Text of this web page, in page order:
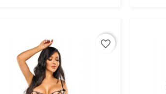
favorite_border